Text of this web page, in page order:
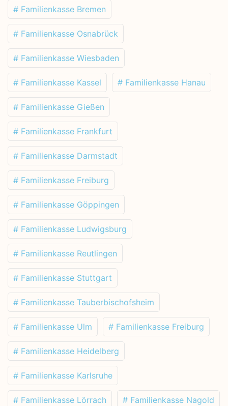
# Familienkasse Bremen
# Familienkasse Osnabrück
# Familienkasse Wiesbaden
# Familienkasse Kassel # Familienkasse Hanau
# Familienkasse Gießen
# Familienkasse Frankfurt
# Familienkasse Darmstadt
# Familienkasse Freiburg
# Familienkasse Göppingen
# Familienkasse Ludwigsburg
# Familienkasse Reutlingen
# Familienkasse Stuttgart
# Familienkasse Tauberbischofsheim
# Familienkasse Ulm # Familienkasse Freiburg
# Familienkasse Heidelberg
# Familienkasse Karlsruhe
# Familienkasse Lörrach # Familienkasse Nagold